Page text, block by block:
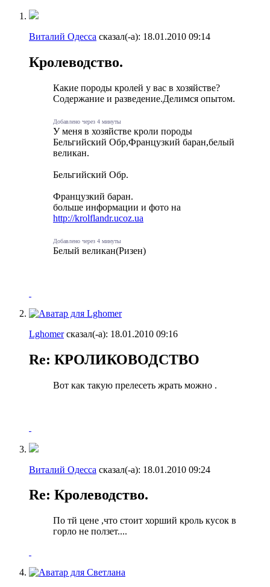
Виталий Одесса сказал(-а): 18.01.2010 09:14
Кролеводство.
Какие породы кролей у вас в хозяйстве?
Содержание и разведение.Делимся опытом.
Добавлено через 4 минуты
У меня в хозяйстве кроли породы
Бельгийский Обр,Французкий баран,белый
великан.
Бельгийский Обр.
Французкий баран.
больше информации и фото на
http://krolflandr.ucoz.ua
Добавлено через 4 минуты
Белый великан(Ризен)
Lghomerсказал(-а): 18.01.2010 09:16
Re: КРОЛИКОВОДСТВО
Вот как такую прелесеть жрать можно .
Виталий Одесса сказал(-а): 18.01.2010 09:24
Re: Кролеводство.
По тй цене ,что стоит хорший кроль кусок в
горло не ползет....